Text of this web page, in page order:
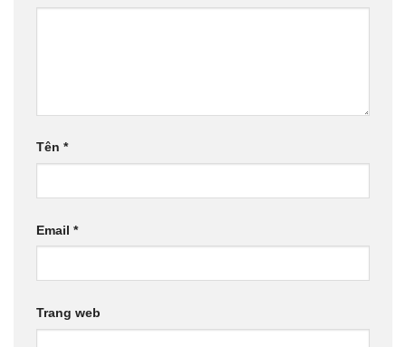
Tên *
Email *
Trang web